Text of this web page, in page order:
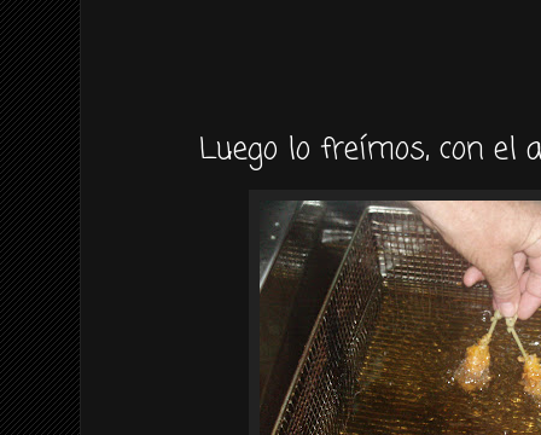
Luego lo freímos, con el